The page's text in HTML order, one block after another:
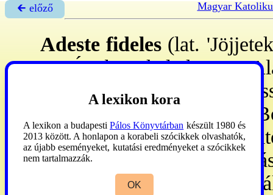
🡰 előző Magyar
Adeste fideles (lat.
sz: Íro-ban keletkezett.
tulajdonították. Első
száműzetéséből
ba, s 3 újabb szakaszt
lett, egyhm-jében a
szerte. Dallama egy
A lexikon kora
A lexikon a budapesti Pálos Könyvtárban készült 1980 és
2013 között. A honlapon a korabeli szócikkek olvashatók,
az újabb eseményeket, kutatási eredményeket a szócikkek
nem tartalmazzák.
OK